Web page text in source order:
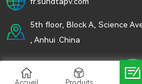
5th floor, Block A, Science
, Anhui .China